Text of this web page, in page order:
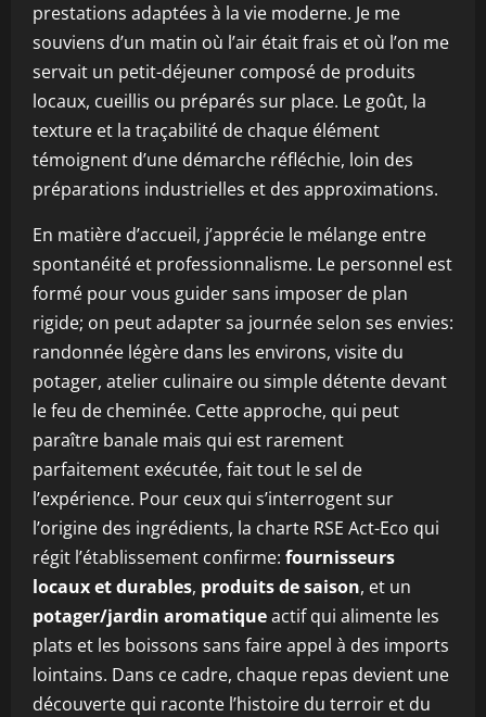
prestations adaptées à la vie moderne. Je me
souviens d’un matin où l’air était frais et où l’on me
servait un petit-déjeuner composé de produits
locaux, cueillis ou préparés sur place. Le goût, la
texture et la traçabilité de chaque élément
témoignent d’une démarche réfléchie, loin des
préparations industrielles et des approximations.
En matière d’accueil, j’apprécie le mélange entre
spontanéité et professionnalisme. Le personnel est
formé pour vous guider sans imposer de plan
rigide; on peut adapter sa journée selon ses envies:
randonnée légère dans les environs, visite du
potager, atelier culinaire ou simple détente devant
le feu de cheminée. Cette approche, qui peut
paraître banale mais qui est rarement
parfaitement exécutée, fait tout le sel de
l’expérience. Pour ceux qui s’interrogent sur
l’origine des ingrédients, la charte RSE Act-Eco qui
régit l’établissement confirme: fournisseurs
locaux et durables, produits de saison, et un
potager/jardin aromatiqueactif qui alimente les
plats et les boissons sans faire appel à des imports
lointains. Dans ce cadre, chaque repas devient une
découverte qui raconte l’histoire du terroir et du